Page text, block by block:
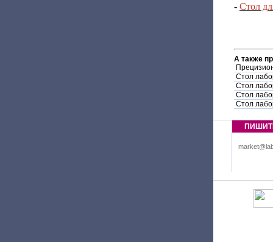
- Стол
А также
Стол
Стол
Стол
Стол